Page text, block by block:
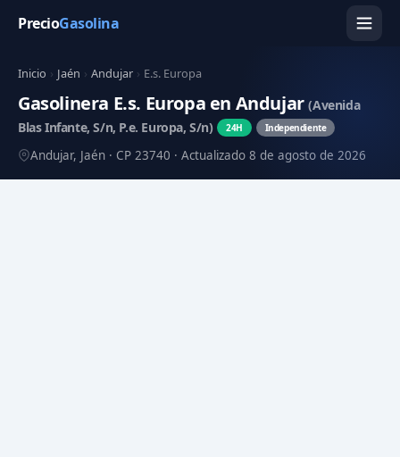
PrecioGasolina
Inicio › Jaén › Andujar › E.s. Europa
Gasolinera E.s. Europa en Andujar(Avenida
Blas Infante, S/n, P.e. Europa, S/n)
24H Independiente
Andujar, Jaén · CP 23740 · Actualizado 8 de agosto de 2026